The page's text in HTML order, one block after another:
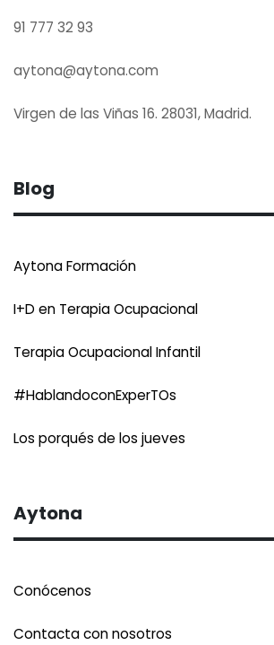
91 777 32 93
aytona@aytona.com
Virgen de las Viñas 16. 28031, Madrid.
Blog
Aytona Formación
I+D en Terapia Ocupacional
Terapia Ocupacional Infantil
#HablandoconExperTOs
Los porqués de los jueves
Aytona
Conócenos
Contacta con nosotros